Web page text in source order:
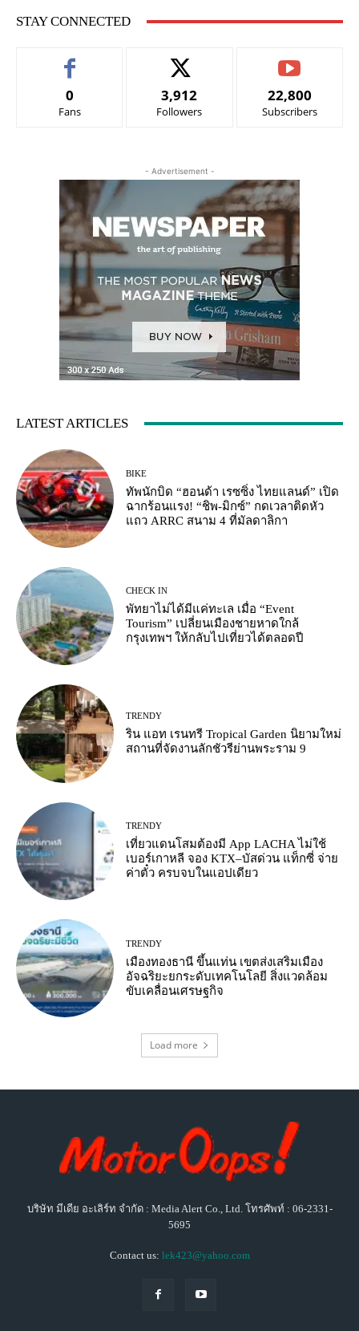
STAY CONNECTED
0
Fans
3,912
Followers
22,800
Subscribers
- Advertisement -
LATEST ARTICLES
BIKE
ทัพนักบิด “ฮอนด้า เรซซิ่ง ไทยแลนด์” เปิด
ฉากร้อนแรง! “ชิพ-มิกซ์” กดเวลาติดหัว
แถว ARRC สนาม 4 ที่มัลดาลิกา
CHECK IN
พัทยาไม่ได้มีแค่ทะเล เมื่อ “Event
Tourism” เปลี่ยนเมืองชายหาดใกล้
กรุงเทพฯ ให้กลับไปเที่ยวได้ตลอดปี
TRENDY
ริน แอท เรนทรี Tropical Garden นิยามใหม่
สถานที่จัดงานลักชัวรีย่านพระราม 9
TRENDY
เที่ยวแดนโสมต้องมี App LACHA ไม่ใช้
เบอร์เกาหลี จอง KTX–บัสด่วน แท็กซี่ จ่าย
ค่าตั๋ว ครบจบในแอปเดียว
TRENDY
เมืองทองธานี ขึ้นแท่น เขตส่งเสริมเมือง
อัจฉริยะยกระดับเทคโนโลยี สิ่งแวดล้อม
ขับเคลื่อนเศรษฐกิจ
Load more
บริษัท มีเดีย อะเลิร์ท จำกัด : Media Alert Co., Ltd. โทรศัพท์ : 06-2331-
5695
Contact us: lek423@yahoo.com